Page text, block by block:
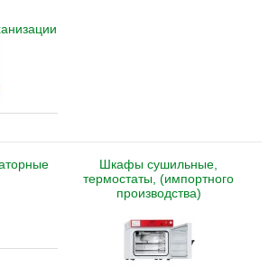
Шкафы сушильные,
термостаты, (импортного
производства)